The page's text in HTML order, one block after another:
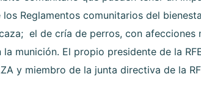
Reglamentos comunitarios del
el de cría de perros, con afecciones
munición. El propio presidente de la
y miembro de la junta directiva de la